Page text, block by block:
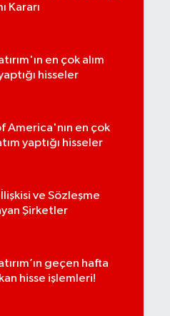
Kararı
en çok alım
hisseler
America'nın en çok
yaptığı hisseler
İlişkisi ve Sözleşme
Şirketler
geçen hafta
hisse işlemleri!